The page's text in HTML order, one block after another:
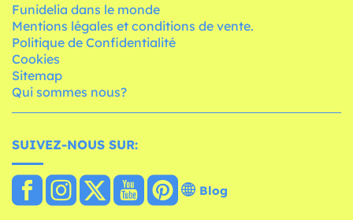
Funidelia dans le monde
Mentions légales et conditions de vente.
Politique de Confidentialité
Cookies
Sitemap
Qui sommes nous?
SUIVEZ-NOUS SUR:
Blog